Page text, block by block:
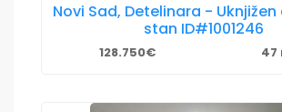
Novi Sad, Detelinara -
stan ID#1001246
128.750€ 47